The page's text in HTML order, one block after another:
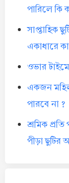
পারিলে কি
সাপ্তাহিক
একাধারে
ওভার
একজন
পারবে না ?
শ্রমিক
পীড়া ছুটির